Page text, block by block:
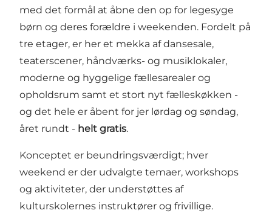
med det formål at åbne den op for legesyge
børn og deres forældre i weekenden. Fordelt på
tre etager, er her et mekka af dansesale,
teaterscener, håndværks- og musiklokaler,
moderne og hyggelige fællesarealer og
opholdsrum samt et stort nyt fælleskøkken -
og det hele er åbent for jer lørdag og søndag,
året rundt - helt gratis.
Konceptet er beundringsværdigt; hver
weekend er der udvalgte temaer, workshops
og aktiviteter, der understøttes af
kulturskolernes instruktører og frivillige.